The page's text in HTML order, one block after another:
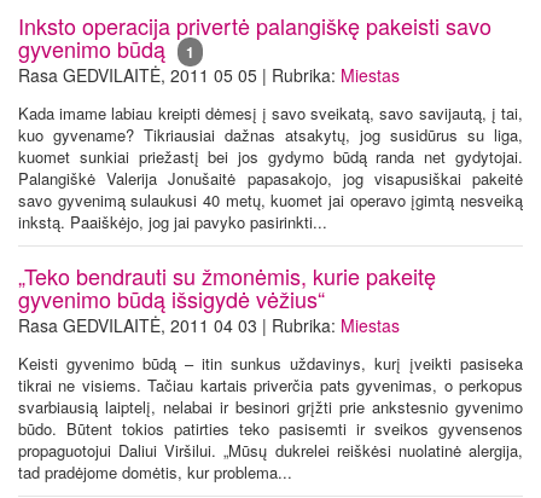
Inksto operacija privertė palangiškę pakeisti savo
gyvenimo būdą 1
Rasa GEDVILAITĖ, 2011 05 05 | Rubrika: Miestas
Kada imame labiau kreipti dėmesį į savo sveikatą, savo savijautą, į tai,
kuo gyvename? Tikriausiai dažnas atsakytų, jog susidūrus su liga,
kuomet sunkiai priežastį bei jos gydymo būdą randa net gydytojai.
Palangiškė Valerija Jonušaitė papasakojo, jog visapusiškai pakeitė
savo gyvenimą sulaukusi 40 metų, kuomet jai operavo įgimtą nesveiką
inkstą. Paaiškėjo, jog jai pavyko pasirinkti...
„Teko bendrauti su žmonėmis, kurie pakeitę
gyvenimo būdą išsigydė vėžius“
Rasa GEDVILAITĖ, 2011 04 03 | Rubrika: Miestas
Keisti gyvenimo būdą – itin sunkus uždavinys, kurį įveikti pasiseka
tikrai ne visiems. Tačiau kartais priverčia pats gyvenimas, o perkopus
svarbiausią laiptelį, nelabai ir besinori grįžti prie ankstesnio gyvenimo
būdo. Būtent tokios patirties teko pasisemti ir sveikos gyvensenos
propaguotojui Daliui Viršilui. „Mūsų dukrelei reiškėsi nuolatinė alergija,
tad pradėjome domėtis, kur problema...